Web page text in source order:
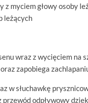
myciem głowy osoby
leżących
wraz z wycięciem
zapobiega
w słuchawkę
przewód odpływowy